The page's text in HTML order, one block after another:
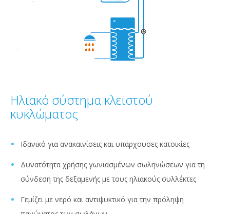
Ηλιακό σύστημα κλειστού
κυκλώματος
Ιδανικό για ανακαινίσεις και υπάρχουσες κατοικίες
Δυνατότητα χρήσης γωνιασμένων σωληνώσεων για τη
σύνδεση της δεξαμενής με τους ηλιακούς συλλέκτες
Γεμίζει με νερό και αντιψυκτικό για την πρόληψη